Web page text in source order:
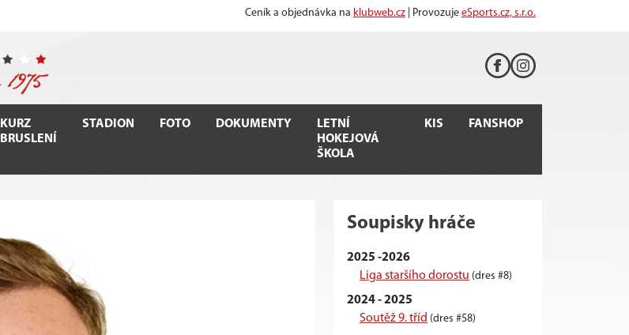
Ceník a objednávka na klubweb.cz | Provozuje eSports.cz, s.r.o.
KURZ
BRUSLENÍ
STADION FOTO DOKUMENTY
LETNÍ
HOKEJOVÁ
ŠKOLA
KIS FANSHOP
Soupisky hráče
2025 -2026
Liga staršího dorostu (dres #8)
2024 - 2025
Soutěž 9. tříd (dres #58)